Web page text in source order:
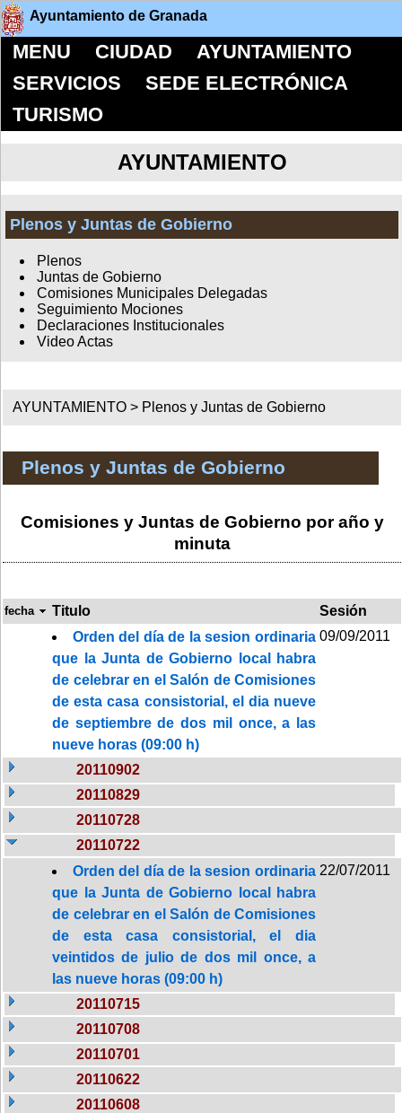
Ayuntamiento de Granada
MENU CIUDAD
AYUNTAMIENTO
SERVICIOS
SEDE ELECTRÓNICA
TURISMO
AYUNTAMIENTO
Plenos y Juntas de Gobierno
Plenos
Juntas de Gobierno
Comisiones Municipales Delegadas
Seguimiento Mociones
Declaraciones Institucionales
Video Actas
AYUNTAMIENTO > Plenos y Juntas de Gobierno
Plenos y Juntas de Gobierno
Comisiones y Juntas de Gobierno por año y
minuta
fecha Titulo
Sesión
Orden del día de la sesion ordinaria
que la Junta de Gobierno local habra
de celebrar en el Salón de Comisiones
de esta casa consistorial, el dia nueve
de septiembre de dos mil once, a las
nueve horas (09:00 h)
09/09/2011
20110902
20110829
20110728
20110722
Orden del día de la sesion ordinaria
que la Junta de Gobierno local habra
de celebrar en el Salón de Comisiones
de esta casa consistorial, el dia
veintidos de julio de dos mil once, a
las nueve horas (09:00 h)
22/07/2011
20110715
20110708
20110701
20110622
20110608